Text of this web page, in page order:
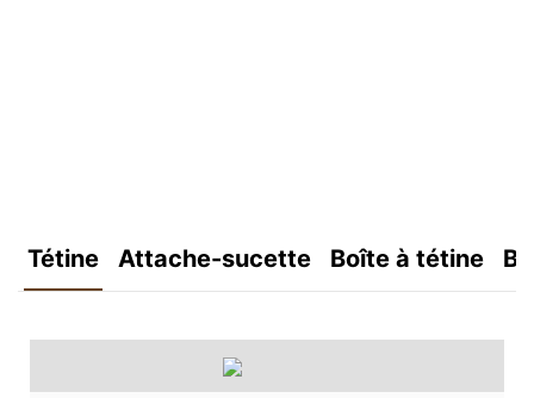
Tétine Attache-sucette Boîte à tétine